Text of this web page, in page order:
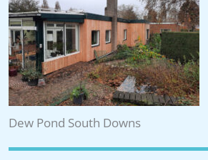
Dew Pond South Downs